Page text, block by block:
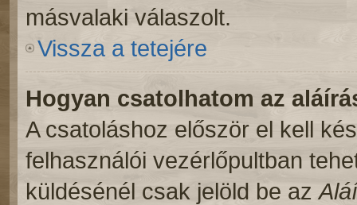
másvalaki válaszolt.
Vissza a tetejére
Hogyan csatolhatom az
A csatoláshoz először el kell
felhasználói vezérlőpultban
küldésénél csak jelöld be az